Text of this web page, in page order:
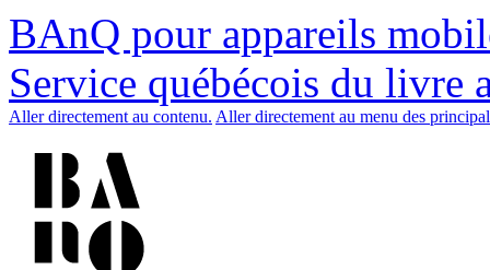
BAnQ pour appareils
Service québécois du livre
Aller directement au contenu. Aller directement au menu des